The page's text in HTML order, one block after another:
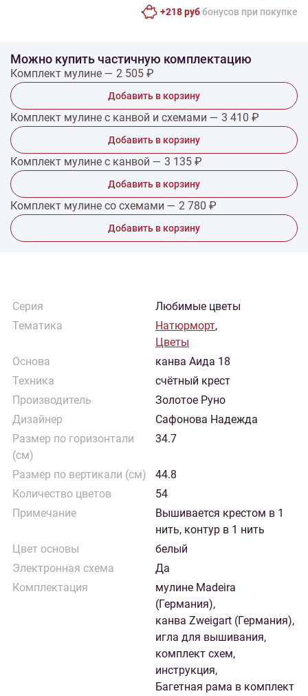
+218 руббонусов при покупке
Можно купить частичную комплектацию
Комплект мулине — 2 505 ₽
Добавить в корзину
Комплект мулине с канвой и схемами — 3 410 ₽
Добавить в корзину
Комплект мулине с канвой — 3 135 ₽
Добавить в корзину
Комплект мулине со схемами — 2 780 ₽
Добавить в корзину
Серия
Любимые цветы
Тематика
Натюрморт,
Цветы
Основа
канва Аида 18
Техника
счётный крест
Производитель
Золотое Руно
Дизайнер
Сафонова Надежда
Размер по горизонтали
(см)
34.7
Размер по вертикали (см)
44.8
Количество цветов
54
Примечание
Вышивается крестом в 1
нить, контур в 1 нить
Цвет основы
белый
Электронная схема
Да
Комплектация
мулине Madeira
(Германия),
канва Zweigart (Германия),
игла для вышивания,
комплект схем,
инструкция,
Багетная рама в комплект